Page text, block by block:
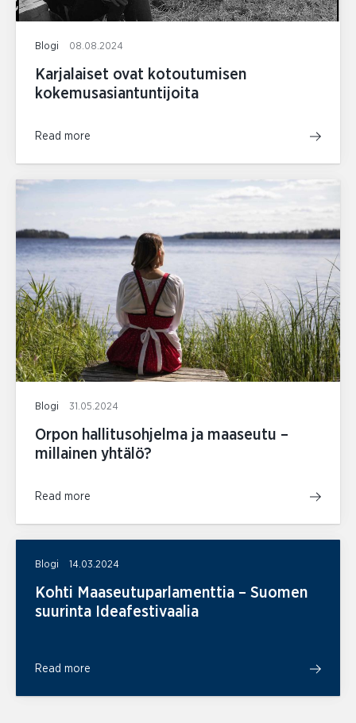
Blogi 08.08.2024
Karjalaiset ovat kotoutumisen
kokemusasiantuntijoita
Read more
Blogi 31.05.2024
Orpon hallitusohjelma ja maaseutu –
millainen yhtälö?
Read more
Blogi 14.03.2024
Kohti Maaseutuparlamenttia – Suomen
suurinta Ideafestivaalia
Read more